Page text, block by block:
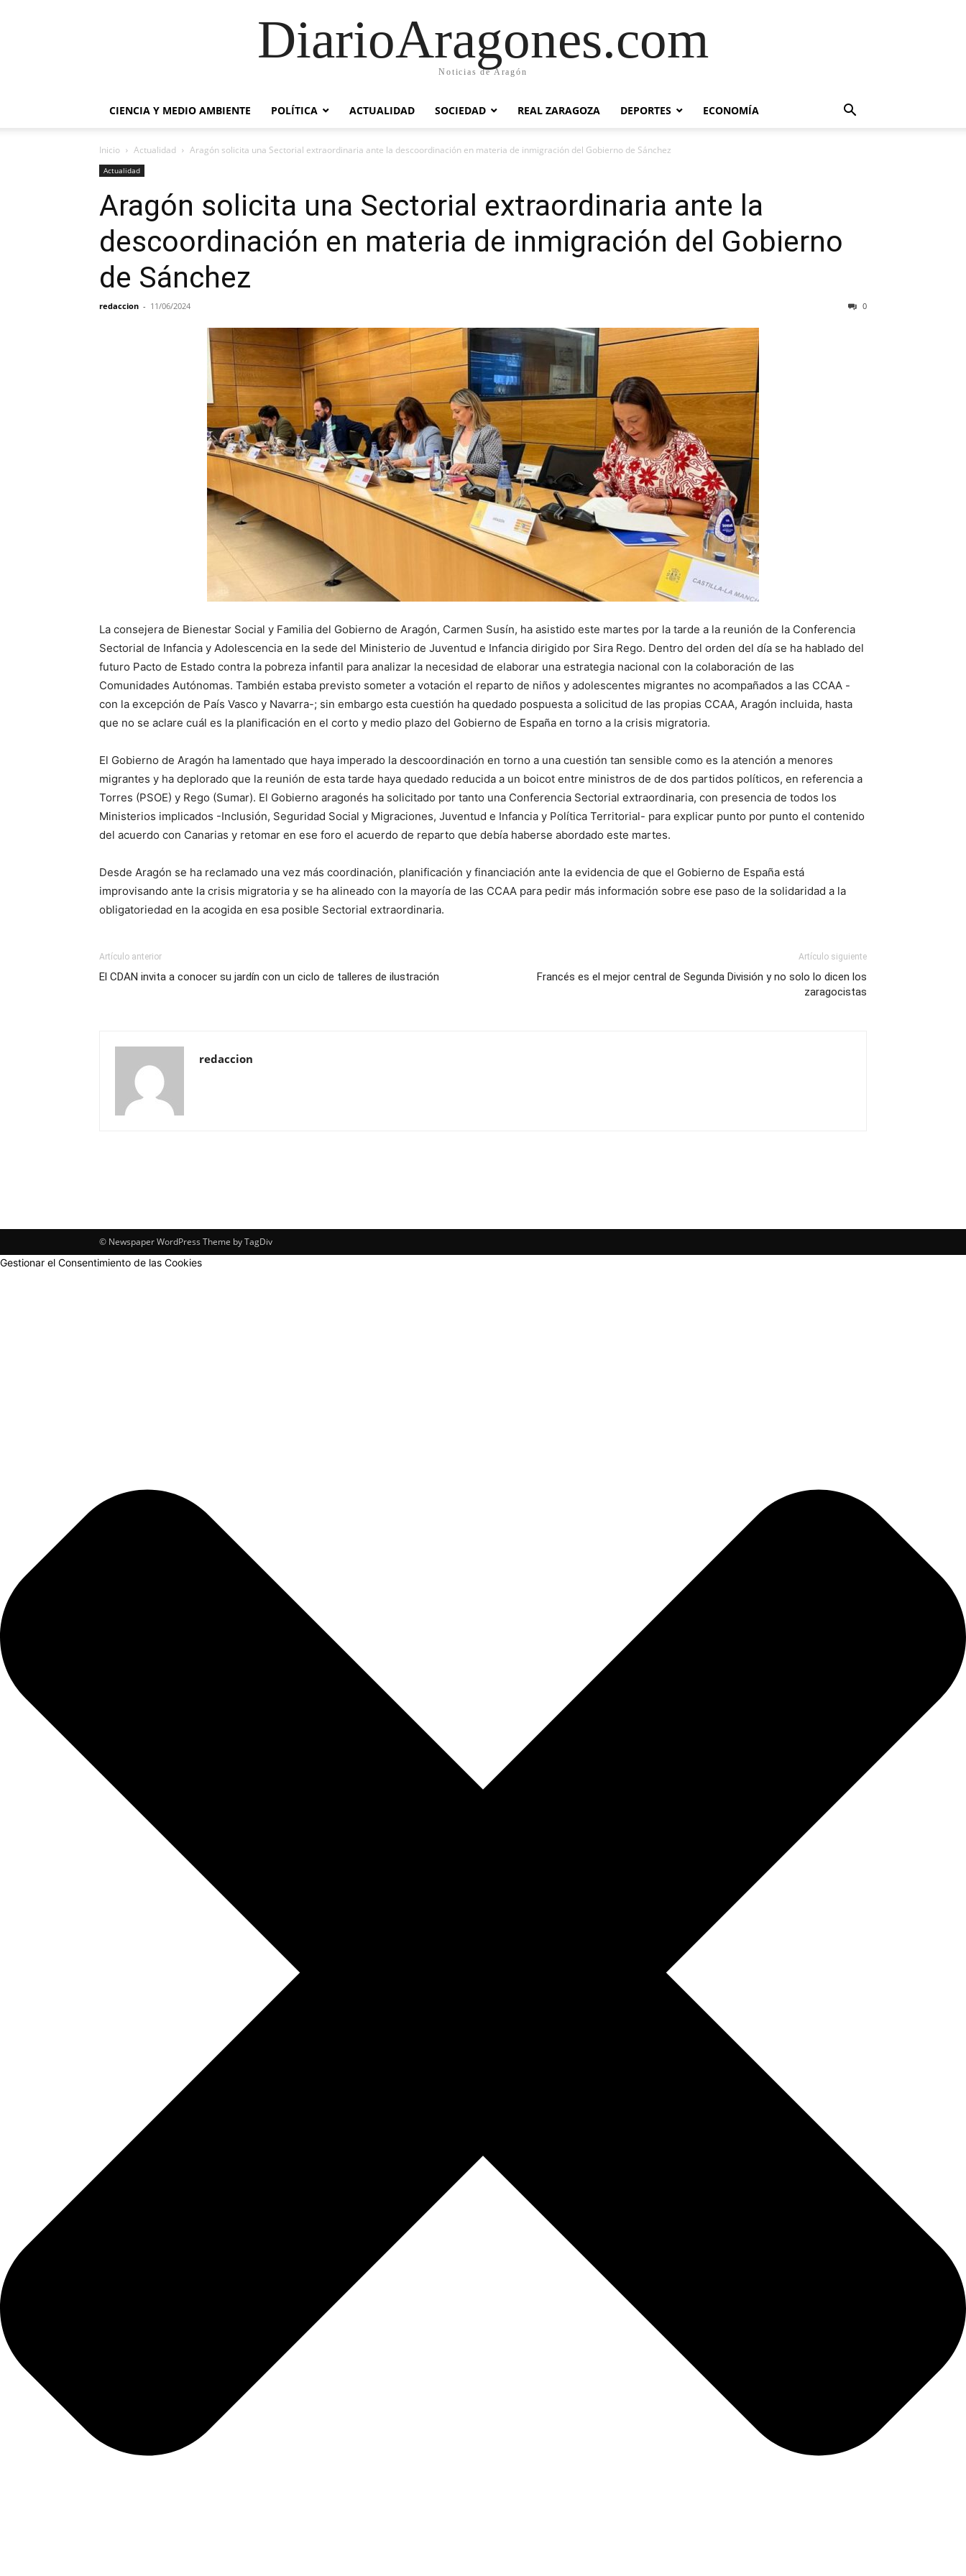
DiarioAragones.com
Noticias de Aragón
CIENCIA Y MEDIO AMBIENTE POLÍTICA ACTUALIDAD SOCIEDAD REAL ZARAGOZA DEPORTES ECONOMÍA
Inicio Actualidad Aragón solicita una Sectorial extraordinaria ante la descoordinación en materia de inmigración del Gobierno de Sánchez
Actualidad
Aragón solicita una Sectorial extraordinaria ante la
descoordinación en materia de inmigración del Gobierno
de Sánchez
redaccion - 11/06/2024 0
La consejera de Bienestar Social y Familia del Gobierno de Aragón, Carmen Susín, ha asistido este martes por la tarde a la reunión de la Conferencia
Sectorial de Infancia y Adolescencia en la sede del Ministerio de Juventud e Infancia dirigido por Sira Rego. Dentro del orden del día se ha hablado del
futuro Pacto de Estado contra la pobreza infantil para analizar la necesidad de elaborar una estrategia nacional con la colaboración de las
Comunidades Autónomas. También estaba previsto someter a votación el reparto de niños y adolescentes migrantes no acompañados a las CCAA -
con la excepción de País Vasco y Navarra-; sin embargo esta cuestión ha quedado pospuesta a solicitud de las propias CCAA, Aragón incluida, hasta
que no se aclare cuál es la planificación en el corto y medio plazo del Gobierno de España en torno a la crisis migratoria.
El Gobierno de Aragón ha lamentado que haya imperado la descoordinación en torno a una cuestión tan sensible como es la atención a menores
migrantes y ha deplorado que la reunión de esta tarde haya quedado reducida a un boicot entre ministros de de dos partidos políticos, en referencia a
Torres (PSOE) y Rego (Sumar). El Gobierno aragonés ha solicitado por tanto una Conferencia Sectorial extraordinaria, con presencia de todos los
Ministerios implicados -Inclusión, Seguridad Social y Migraciones, Juventud e Infancia y Política Territorial- para explicar punto por punto el contenido
del acuerdo con Canarias y retomar en ese foro el acuerdo de reparto que debía haberse abordado este martes.
Desde Aragón se ha reclamado una vez más coordinación, planificación y financiación ante la evidencia de que el Gobierno de España está
improvisando ante la crisis migratoria y se ha alineado con la mayoría de las CCAA para pedir más información sobre ese paso de la solidaridad a la
obligatoriedad en la acogida en esa posible Sectorial extraordinaria.
Artículo anterior
El CDAN invita a conocer su jardín con un ciclo de talleres de ilustración
Artículo siguiente
Francés es el mejor central de Segunda División y no solo lo dicen los
zaragocistas
redaccion
© Newspaper WordPress Theme by TagDiv
Gestionar el Consentimiento de las Cookies